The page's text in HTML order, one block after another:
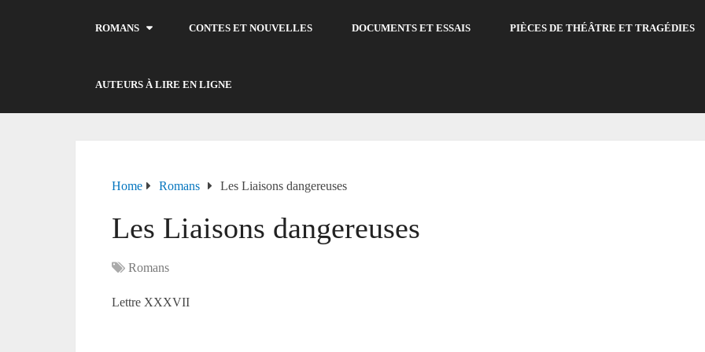
ROMANS CONTES ET NOUVELLES DOCUMENTS ET ESSAIS PIÈCES DE THÉÂTRE ET TRAGÉDIES
AUTEURS À LIRE EN LIGNE
Home Romans Les Liaisons dangereuses
Les Liaisons dangereuses
Romans
Lettre XXXVII